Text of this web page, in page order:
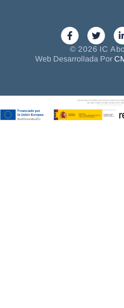
© 2026 IC
Web Desarrollada Por